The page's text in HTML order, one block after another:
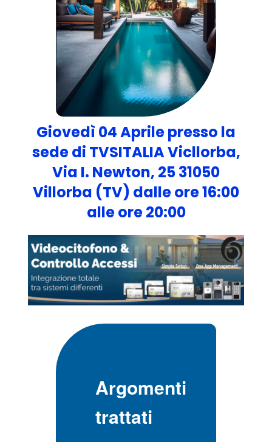
Giovedì 04 Aprile presso la
sede di TVSITALIA Vicllorba,
Via I. Newton, 25 31050
Villorba (TV) dalle ore 16:00
alle ore 20:00
Argomenti
trattati